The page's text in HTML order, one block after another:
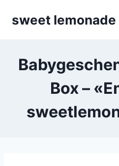
sweet lemonade
Box –